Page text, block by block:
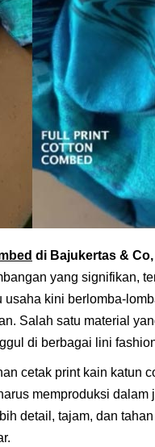
di Bajukertas &
yang signifikan,
kini berlomba-
Salah satu material
di berbagai lini
cetak print kain katun
memproduksi
detail, tajam, dan